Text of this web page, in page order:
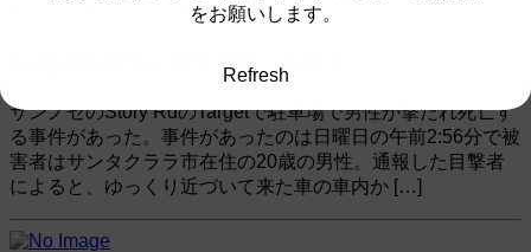
2010年5月17日
Target駐車場で男性が撃たれ死亡
サンノゼのStory RdのTargetで駐車場で男性が撃たれ死亡す
る事件があった。事件があったのは日曜日の午前2:56分で被
害者はサンタクララ市在住の20歳の男性。通報した目撃者
によると、ゆっくり近づいて来た車の車内か […]
をお願いします。
Refresh